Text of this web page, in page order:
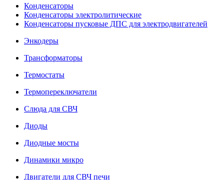
Конденсаторы
Конденсаторы электролитические
Конденсаторы пусковые ДПС для электродвигателей
Энкодеры
Трансформаторы
Термостаты
Термопереключатели
Слюда для СВЧ
Диоды
Диодные мосты
Динамики микро
Двигатели для СВЧ печи